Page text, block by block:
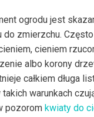
ogrodu jest
do zmierzchu.
cieniem
albo korony
całkiem długa
takich warunkach
pozorom kwiaty do